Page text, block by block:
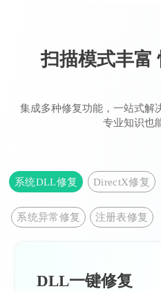
扫描模式丰富
集成多种修复功能，一站式解
专业知识也
系统DLL修复 DirectX修复
系统异常修复 注册表修复
DLL一键修复